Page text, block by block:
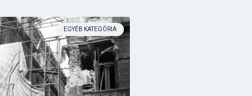
EGYÉB KATEGÓRIA